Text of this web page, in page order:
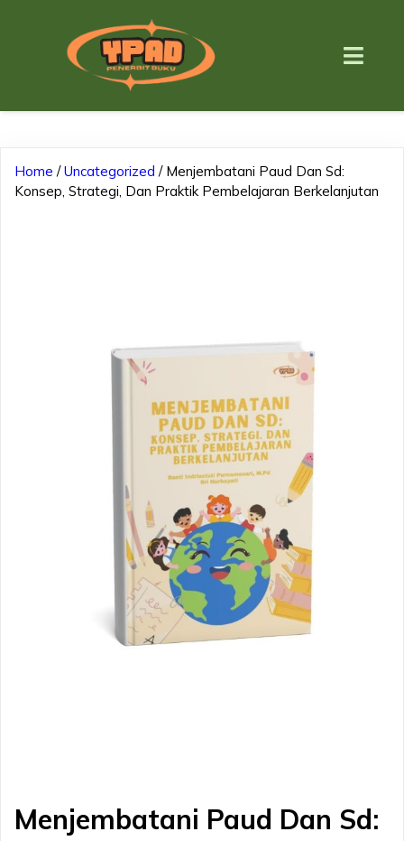
Home /Uncategorized / Menjembatani Paud Dan Sd:
Konsep, Strategi, Dan Praktik Pembelajaran Berkelanjutan
Menjembatani Paud Dan Sd: